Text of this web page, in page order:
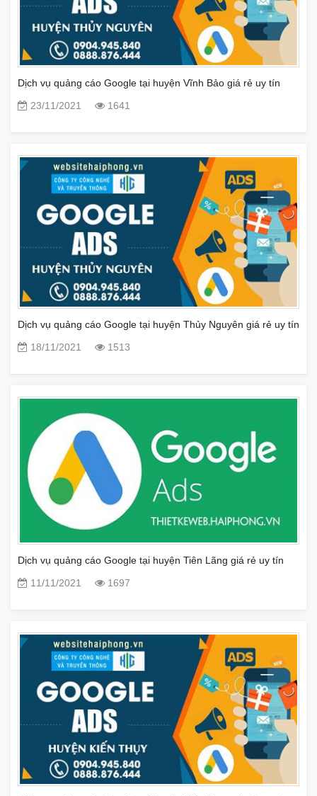
Dịch vụ quảng cáo Google tại huyện Vĩnh Bảo giá rẻ uy tín
23/11/2021
1641
Dịch vụ quảng cáo Google tại huyện Thủy Nguyên giá rẻ uy tín
18/11/2021
1513
Dịch vụ quảng cáo Google tại huyện Tiên Lãng giá rẻ uy tín
11/11/2021
1697